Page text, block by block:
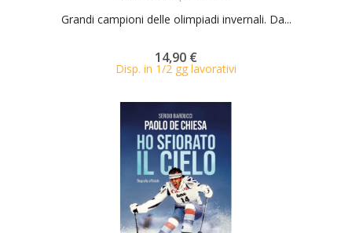
Grandi campioni delle olimpiadi invernali. Da...
14,90 €
Disp. in 1/2 gg lavorativi